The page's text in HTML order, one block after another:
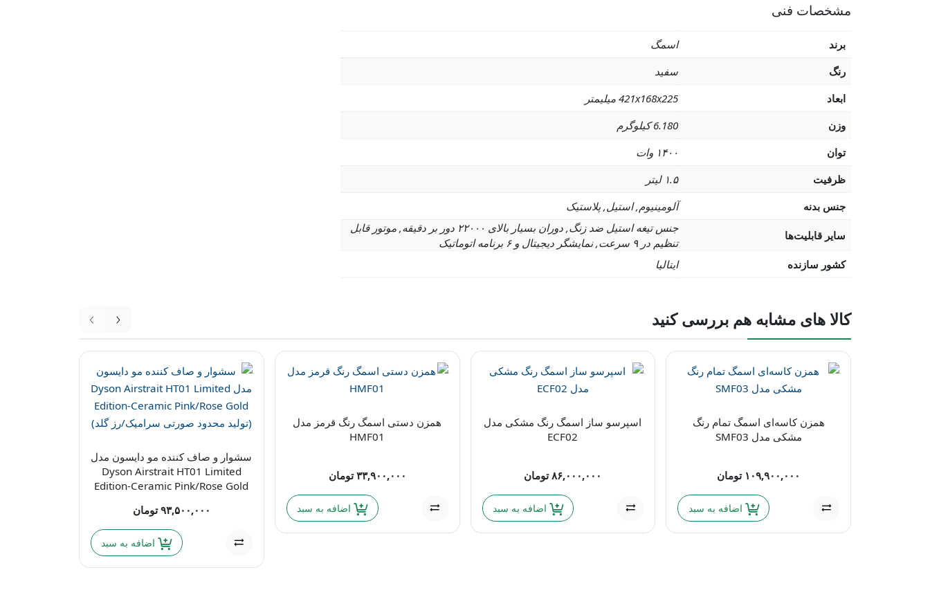
مشخصات فنی
برند
اسمگ
رنگ
سفید
ابعاد
421x168x225 میلیمتر
وزن
6.180 کیلوگرم
توان
۱۴۰۰ وات
ظرفیت
۱.۵ لیتر
جنس بدنه
آلومینیوم, استیل, پلاستیک
سایر قابلیت‌ها
جنس تیغه استیل ضد زنگ, دوران بسیار بالای ۲۲۰۰۰ دور بر دقیقه, موتور قابل
تنظیم در ۹ سرعت, نمایشگر دیجیتال و ۶ برنامه اتوماتیک
کشور سازنده
ایتالیا
کالا های مشابه هم بررسی کنید
همزن کاسه‌ای اسمگ تمام رنگ
مشکی مدل SMF03
۱۰۹,۹۰۰,۰۰۰ تومان
اضافه به سبد
اسپرسو ساز اسمگ رنگ مشکی مدل
ECF02
۸۶,۰۰۰,۰۰۰ تومان
اضافه به سبد
همزن دستی اسمگ رنگ قرمز مدل
HMF01
۳۳,۹۰۰,۰۰۰ تومان
اضافه به سبد
سشوار و صاف کننده مو دایسون مدل
Dyson Airstrait HT01 Limited
Edition-Ceramic Pink/Rose Gold
۹۳,۵۰۰,۰۰۰ تومان
اضافه به سبد